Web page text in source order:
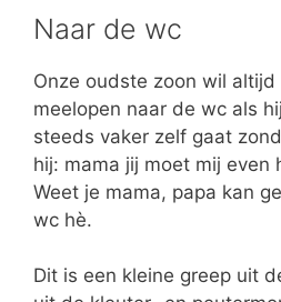
Naar de wc
Onze oudste zoon wil
meelopen naar de wc als
steeds vaker zelf gaat
hij: mama jij moet mij even
Weet je mama, papa kan
wc hè.
Dit is een kleine greep uit